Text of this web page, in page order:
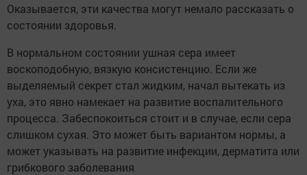
Оказывается, эти качества могут немало рассказать о
состоянии здоровья.
В нормальном состоянии ушная сера имеет
воскоподобную, вязкую консистенцию. Если же
выделяемый секрет стал жидким, начал вытекать из
уха, это явно намекает на развитие воспалительного
процесса. Забеспокоиться стоит и в случае, если сера
слишком сухая. Это может быть вариантом нормы, а
может указывать на развитие инфекции, дерматита или
грибкового заболевания